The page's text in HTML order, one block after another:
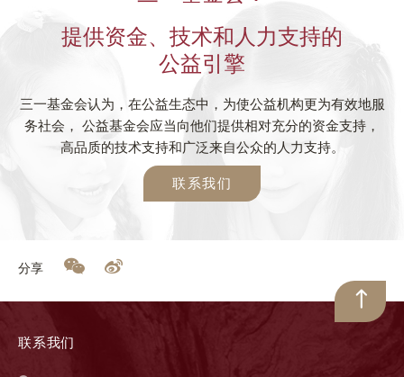
提供资金、技术和人力支持的
公益引擎
三一基金会认为，在公益生态中，为使公益机构更为有效地服
务社会， 公益基金会应当向他们提供相对充分的资金支持，
高品质的技术支持和广泛来自公众的人力支持。
联系我们
分享
联系我们